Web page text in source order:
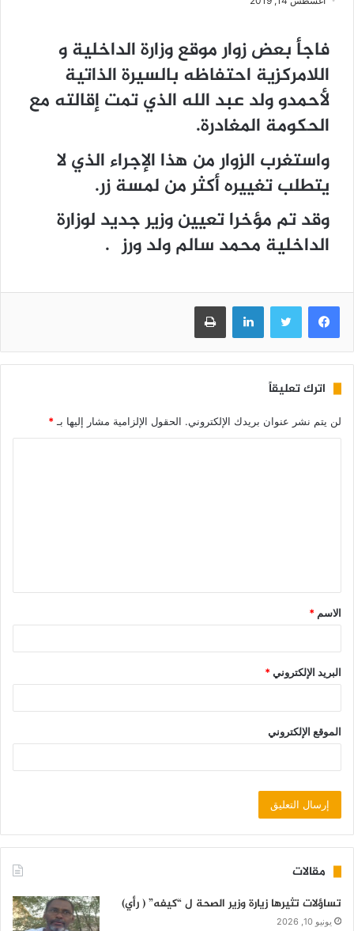
فاجأ بعض زوار موقع وزارة الداخلية و
اللامركزية احتفاظه بالسيرة الذاتية
لأحمدو ولد عبد الله الذي تمت إقالته مع
الحكومة المغادرة.
واستغرب الزوار من هذا الإجراء الذي لا
يتطلب تغييره أكثر من لمسة زر.
وقد تم مؤخرا تعيين وزير جديد لوزارة
الداخلية محمد سالم ولد ورزگ.
فيسبوك تويتر لينكدإن طباعة
اترك تعليقاً
لن يتم نشر عنوان بريدك الإلكتروني. الحقول الإلزامية مشار إليها بـ *
الاسم *
البريد الإلكتروني*
الموقع الإلكتروني
مقالات
تساؤلات تثيرها زيارة وزير الصحة ل “كيفه” ( رأي)
يونيو 10, 2026